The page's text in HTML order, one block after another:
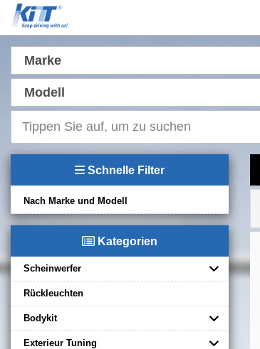
Marke
Modell
Schnelle Filter
Nach Marke und Modell
Kategorien
Scheinwerfer
Rückleuchten
Bodykit
Exterieur Tuning